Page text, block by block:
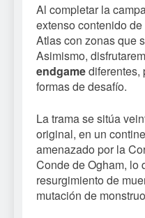
Al completar la
extenso contenido
Atlas con zonas que
Asimismo,
endgamediferentes,
formas de desafío.
La trama se sitúa
original, en un
amenazado por la
Conde de Ogham, lo
resurgimiento de
mutación de